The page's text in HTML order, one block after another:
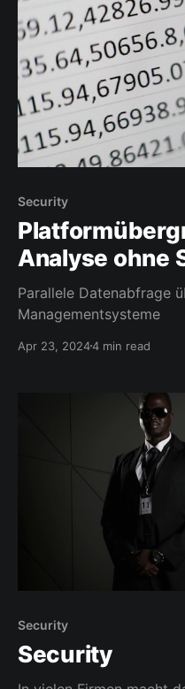
Security
Analyse ohne
Parallele Datenabfrage
Managementsysteme
Apr 23, 20244 min read
Security
Security